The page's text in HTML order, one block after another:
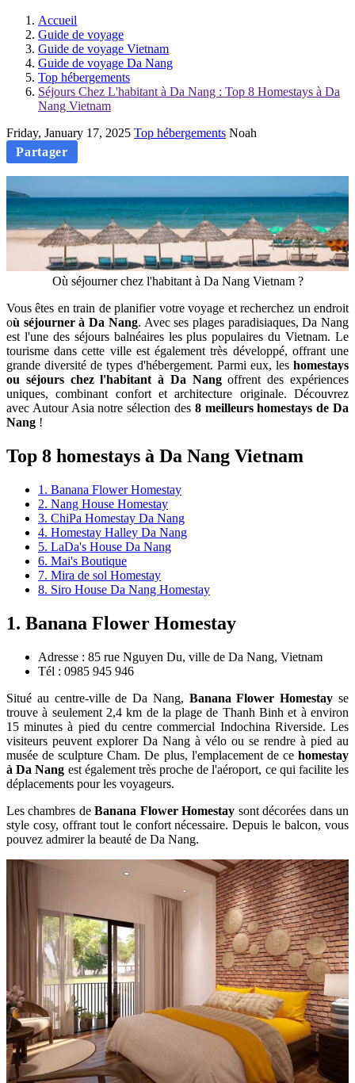
Accueil
Guide de voyage
Guide de voyage Vietnam
Guide de voyage Da Nang
Top hébergements
Séjours Chez L'habitant à Da Nang : Top 8 Homestays à Da
Nang Vietnam
Friday, January 17, 2025 Top hébergements Noah
Partager
Où séjourner chez l'habitant à Da Nang Vietnam ?
Vous êtes en train de planifier votre voyage et recherchez un endroit
où séjourner à Da Nang. Avec ses plages paradisiaques, Da Nang
est l'une des séjours balnéaires les plus populaires du Vietnam. Le
tourisme dans cette ville est également très développé, offrant une
grande diversité de types d'hébergement. Parmi eux, les homestays
ou séjours chez l'habitant à Da Nangoffrent des expériences
uniques, combinant confort et architecture originale. Découvrez
avec Autour Asia notre sélection des 8 meilleurs homestays de Da
Nang !
Top 8 homestays à Da Nang Vietnam
1. Banana Flower Homestay
2. Nang House Homestay
3. ChiPa Homestay Da Nang
4. Homestay Halley Da Nang
5. LaDa's House Da Nang
6. Mai's Boutique
7. Mira de sol Homestay
8. Siro House Da Nang Homestay
1. Banana Flower Homestay
Adresse : 85 rue Nguyen Du, ville de Da Nang, Vietnam
Tél : 0985 945 946
Situé au centre-ville de Da Nang, Banana Flower Homestay se
trouve à seulement 2,4 km de la plage de Thanh Binh et à environ
15 minutes à pied du centre commercial Indochina Riverside. Les
visiteurs peuvent explorer Da Nang à vélo ou se rendre à pied au
musée de sculpture Cham. De plus, l'emplacement de ce homestay
à Da Nang est également très proche de l'aéroport, ce qui facilite les
déplacements pour les voyageurs.
Les chambres deBanana Flower Homestay sont décorées dans un
style cosy, offrant tout le confort nécessaire. Depuis le balcon, vous
pouvez admirer la beauté de Da Nang.